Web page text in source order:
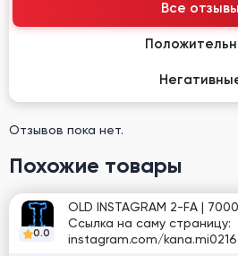
Все отзывы
Отзывов пока нет.
Похожие товары
0.0
OLD INSTAGRAM 2-FA |
Ссылка на саму страницу:
instagram.com/kana.mi0216